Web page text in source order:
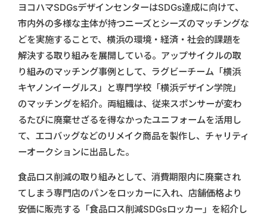
ヨコハマSDGsデザインセンターはSDGs達成に向けて、
市内外の多様な主体が持つニーズとシーズのマッチングな
どを実施することで、横浜の環境・経済・社会的課題を
解決する取り組みを展開している。アップサイクルの取
り組みのマッチング事例として、ラグビーチーム「横浜
キヤノンイーグルス」と専門学校「横浜デザイン学院」
のマッチングを紹介。両組織は、従来スポンサーが変わ
るたびに廃棄せざるを得なかったユニフォームを活用し
て、エコバッグなどのリメイク商品を製作し、チャリティ
ーオークションに出品した。
食品ロス削減の取り組みとして、消費期限内に廃棄され
てしまう専門店のパンをロッカーに入れ、店舗価格より
安価に販売する「食品ロス削減SDGsロッカー」を紹介し